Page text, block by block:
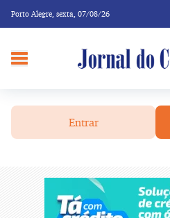
Porto Alegre, sexta, 07/08/26
Entrar